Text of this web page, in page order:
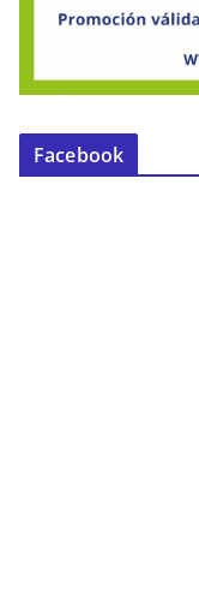
Facebook